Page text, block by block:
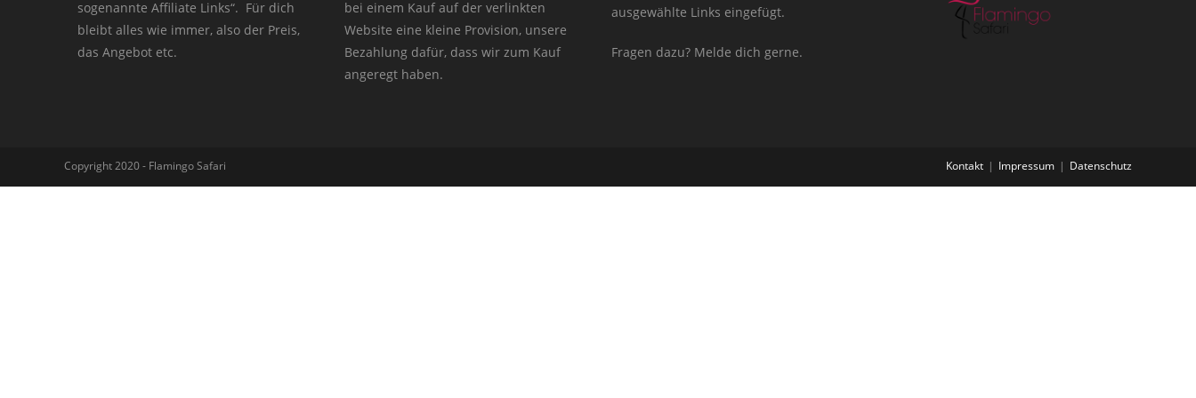
sogenannte Affiliate Links“. Für dich
bleibt alles wie immer, also der Preis,
das Angebot etc.
bei einem Kauf auf der verlinkten
Website eine kleine Provision, unsere
Bezahlung dafür, dass wir zum Kauf
angeregt haben.
ausgewählte Links eingefügt.
Fragen dazu? Melde dich gerne.
Kontakt Impressum Datenschutz
Copyright 2020 - Flamingo Safari